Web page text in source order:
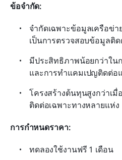
ข้อจำกัด:
จำกัดเฉพาะข้อมูลเครือข่
เป็นการตรวจสอบข้อมูลติ
มีประสิทธิภาพน้อยกว่าใน
และการทำแคมเปญติดต่อ
โครงสร้างต้นทุนสูงกว่าเ
ติดต่อเฉพาะทางหลายแห่ง
การกำหนดราคา:
ทดลองใช้งานฟรี 1 เดือน